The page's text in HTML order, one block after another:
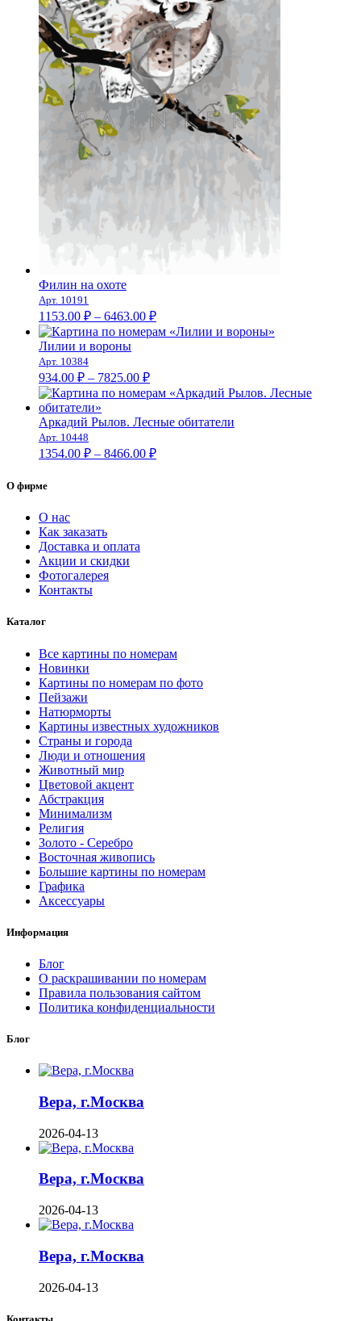
Филин на охоте
Арт. 10191
1153.00 ₽ – 6463.00 ₽Диапазон
цен:
Лилии и вороны
Арт. 10384
934.00 ₽ – 7825.00 ₽Диапазон
цен:
–
Аркадий Рылов. Лесные обитатели
Арт. 10448
1354.00 ₽ – 8466.00 ₽Диапазон
О фирме
О нас
Как заказать
Доставка и оплата
Акции и скидки
Фотогалерея
Контакты
Каталог
Все картины по номерам
Новинки
Картины по номерам по фото
Пейзажи
Натюрморты
Картины известных художников
Страны и города
Люди и отношения
Животный мир
Цветовой акцент
Абстракция
Минимализм
Религия
Золото - Серебро
Восточная живопись
Большие картины по номерам
Графика
Аксессуары
Информация
Блог
О раскрашивании по номерам
Правила пользования сайтом
Политика конфиденциальности
Блог
Вера, г.Москва
2026-04-13
Вера, г.Москва
2026-04-13
Вера, г.Москва
2026-04-13